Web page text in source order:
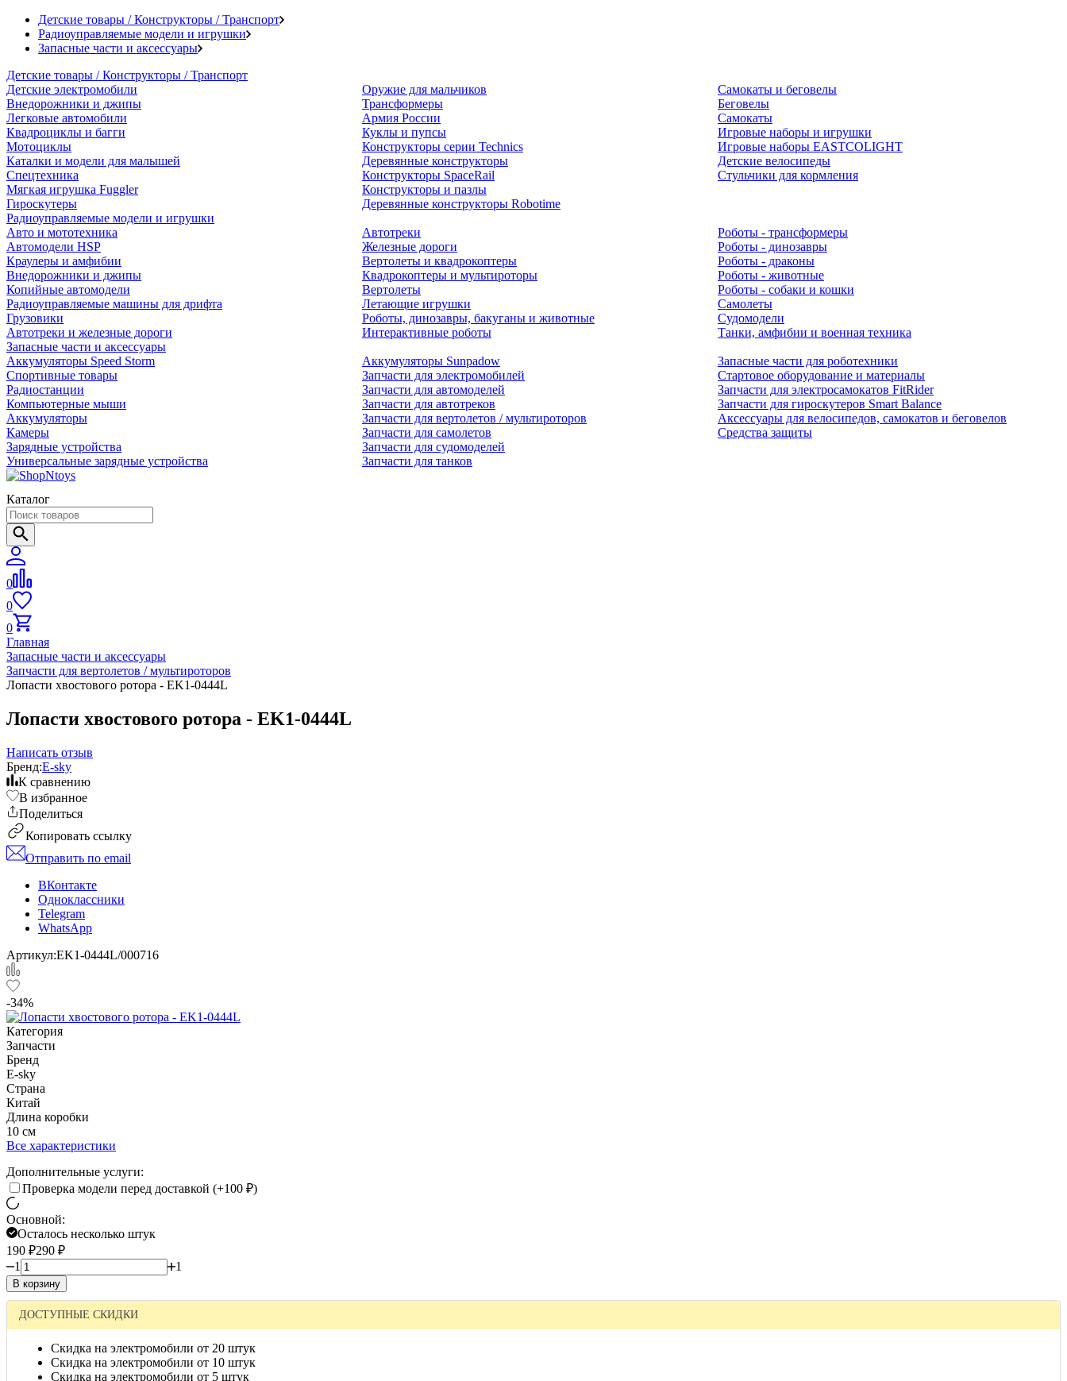
Детские товары / Конструкторы / Транспорт
Радиоуправляемые модели и игрушки
Запасные части и аксессуары
Детские товары / Конструкторы / Транспорт
Детские электромобили
Внедорожники и джипы
Легковые автомобили
Квадроциклы и багги
Мотоциклы
Каталки и модели для малышей
Спецтехника
Мягкая игрушка Fuggler
Гироскутеры
Оружие для мальчиков
Трансформеры
Армия России
Куклы и пупсы
Конструкторы серии Technics
Деревянные конструкторы
Конструкторы SpaceRail
Конструкторы и пазлы
Деревянные конструкторы Robotime
Самокаты и беговелы
Беговелы
Самокаты
Игровые наборы и игрушки
Игровые наборы EASTCOLIGHT
Детские велосипеды
Стульчики для кормления
Радиоуправляемые модели и игрушки
Авто и мототехника
Автомодели HSP
Краулеры и амфибии
Внедорожники и джипы
Копийные автомодели
Радиоуправляемые машины для дрифта
Грузовики
Автотреки и железные дороги
Автотреки
Железные дороги
Вертолеты и квадрокоптеры
Квадрокоптеры и мультироторы
Вертолеты
Летающие игрушки
Роботы, динозавры, бакуганы и животные
Интерактивные роботы
Роботы - трансформеры
Роботы - динозавры
Роботы - драконы
Роботы - животные
Роботы - собаки и кошки
Самолеты
Судомодели
Танки, амфибии и военная техника
Запасные части и аксессуары
Аккумуляторы Speed Storm
Спортивные товары
Радиостанции
Компьютерные мыши
Аккумуляторы
Камеры
Зарядные устройства
Универсальные зарядные устройства
Аккумуляторы Sunpadow
Запчасти для электромобилей
Запчасти для автомоделей
Запчасти для автотреков
Запчасти для вертолетов / мультироторов
Запчасти для самолетов
Запчасти для судомоделей
Запчасти для танков
Запасные части для роботехники
Стартовое оборудование и материалы
Запчасти для электросамокатов FitRider
Запчасти для гироскутеров Smart Balance
Аксессуары для велосипедов, самокатов и беговелов
Средства защиты
Каталог
0
0
0
Главная
Запасные части и аксессуары
Запчасти для вертолетов / мультироторов
Лопасти хвостового ротора - EK1-0444L
Лопасти хвостового ротора - EK1-0444L
Написать отзыв
Бренд:E-sky
К сравнению
В избранное
Поделиться
Копировать ссылку
Отправить по email
ВКонтакте
Одноклассники
Telegram
WhatsApp
Артикул:EK1-0444L/000716
-34%
Категория
Запчасти
Бренд
E-sky
Страна
Китай
Длина коробки
10 см
Все характеристики
Дополнительные услуги:
Проверка модели перед доставкой (+100 ₽)
Основной:
Осталось несколько штук
190 ₽290 ₽
1
1
В корзину
ДОСТУПНЫЕ СКИДКИ
Скидка на электромобили от 20 штук
Скидка на электромобили от 10 штук
Скидка на электромобили от 5 штук